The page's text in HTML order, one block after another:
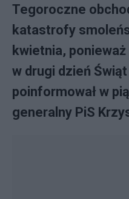
Tegoroczne
katastrofy
kwietnia,
w drugi dzień
poinformował w
generalny PiS